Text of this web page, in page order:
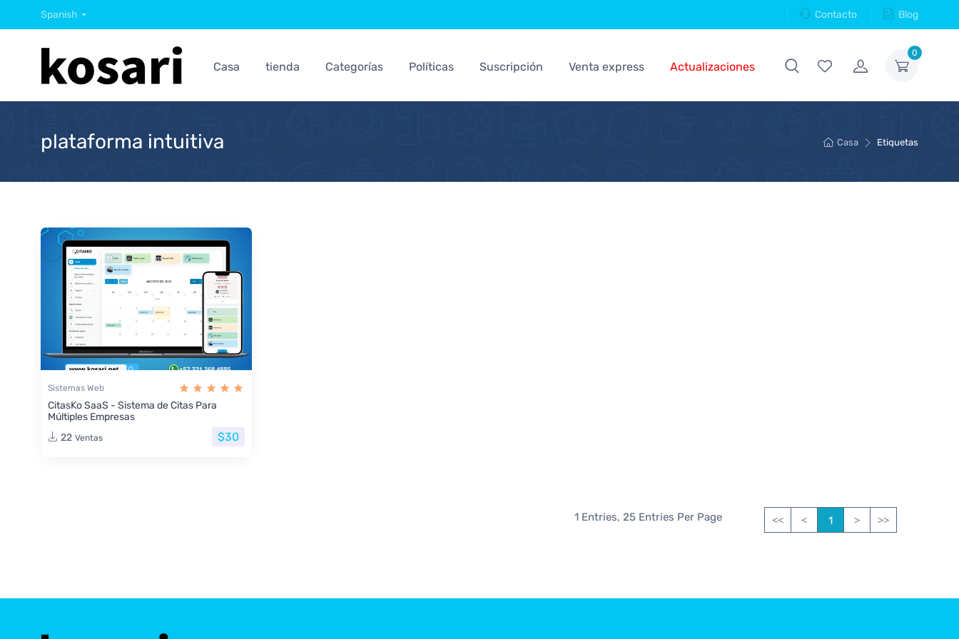
Spanish Contacto Blog
0
Casa tienda Categorías Políticas Suscripción Venta express Actualizaciones
Casa Etiquetas
plataforma intuitiva
Sistemas Web
CitasKo SaaS - Sistema de Citas Para
Múltiples Empresas
22 Ventas $30
1 Entries, 25 Entries Per Page << < 1 > >>